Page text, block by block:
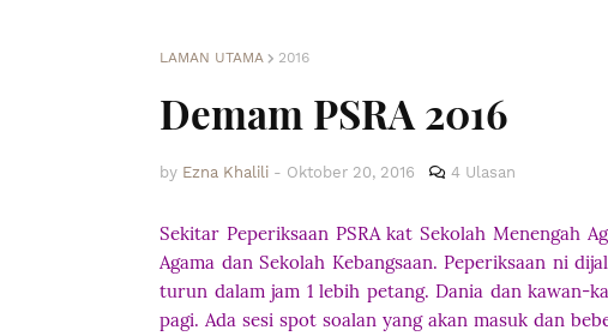
LAMAN UTAMA 2016
Demam PSRA 2016
by Ezna Khalili - Oktober 20, 2016 4 Ulasan
Sekitar Peperiksaan PSRA kat Sekolah Menengah
Agama dan Sekolah Kebangsaan. Peperiksaan ni
turun dalam jam 1 lebih petang. Dania dan kawan-
pagi. Ada sesi spot soalan yang akan masuk dan